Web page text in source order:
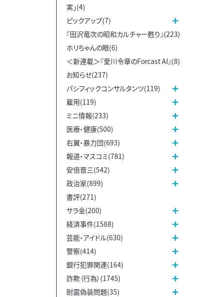
実」(4)
ピックアップ(7)
『田沢竜次の昭和カルチャー甦り』(223)
ホリちゃんの眼(6)
＜新連載＞『愛川令章のForcast AI』(8)
お知らせ(237)
パシフィックコンサルタンツ(119)
雇用(119)
ミニ情報(233)
医療・健康(500)
右翼・暴力団(693)
報道・マスコミ(781)
安倍晋三(542)
政治家(899)
書評(271)
サラ金(200)
経済事件(1588)
芸能・アイドル(630)
警察(414)
銀行犯罪関連(164)
詐欺（行為）(1745)
耐震偽装問題(35)